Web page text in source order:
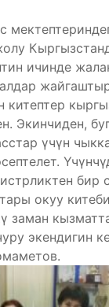
ичинде
китептер
Экинчиден,
үчүн
бир
окуу
заман
экендигин